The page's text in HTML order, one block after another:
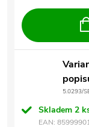
5.0293/
Skladem 2
EAN: